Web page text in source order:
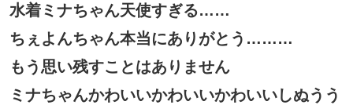
水着ミナちゃん天使すぎる……
ちぇよんちゃん本当にありがとう………
もう思い残すことはありません
ミナちゃんかわいいかわいいかわいいしぬうう